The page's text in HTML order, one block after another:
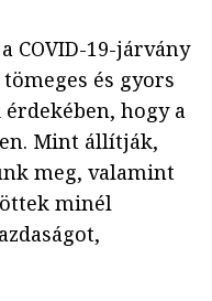
COVID-19-járvány
és gyors
hogy a
Mint állítják,
meg, valamint
minél